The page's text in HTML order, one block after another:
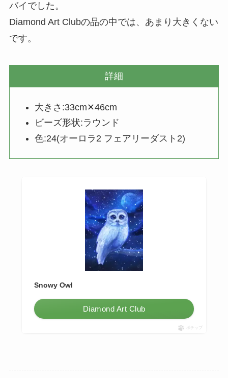
バイでした。
Diamond Art Clubの品の中では、あまり大きくない
です。
詳細
大きさ:33cm✕46cm
ビーズ形状:ラウンド
色:24(オーロラ2 フェアリーダスト2)
Snowy Owl
Diamond Art Club
ポチップ